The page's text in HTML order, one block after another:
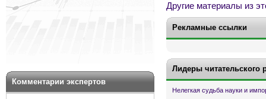
Комментарии экспертов
Другие материалы из
Рекламные ссылки
Лидеры читательского
Нелегкая судьба науки и